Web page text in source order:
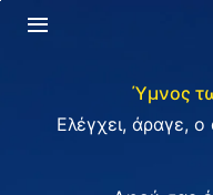
Ύμνος
Ελέγχει, άραγε,